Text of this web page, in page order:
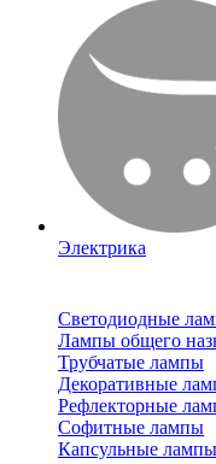
Электрика
Светодиодные
Лампы общего
Трубчатые лампы
Декоративные
Рефлекторные
Софитные лампы
Капсульные